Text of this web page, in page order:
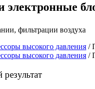
электронные
фильтрации воздуха
высокого давления /
высокого давления /